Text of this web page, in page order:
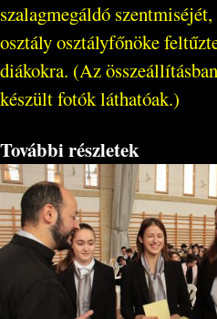
szalagmegáldó
osztály osztályfőnöke
diákokra. (Az
készült fotók láthatóak.)
További részletek